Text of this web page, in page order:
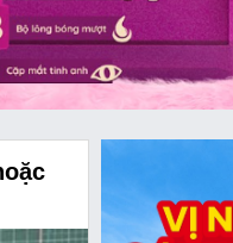
Thúc